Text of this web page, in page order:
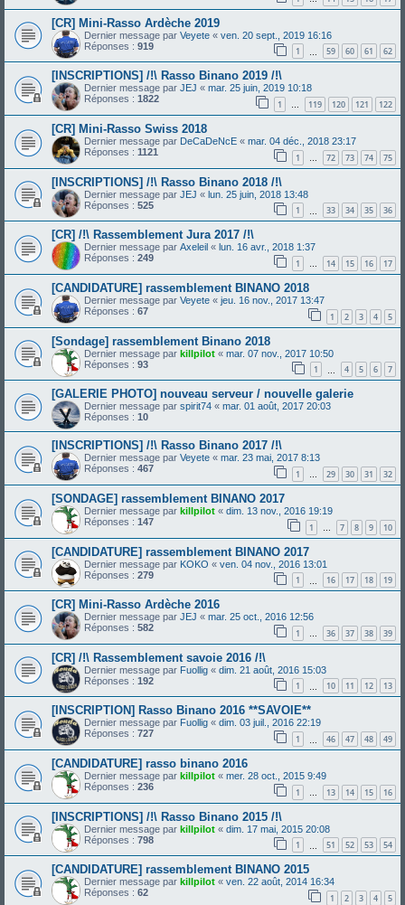
[CR] Mini-Rasso Ardèche 2019
Dernier message par Veyete « ven. 20 sept., 2019 16:16
Réponses : 919 1 59 60 61 62
[INSCRIPTIONS] /!\ Rasso Binano 2019 /!\
Dernier message par JEJ « mar. 25 juin, 2019 10:18
Réponses : 1822 1 … 119 120 121 122
[CR] Mini-Rasso Swiss 2018
Dernier message par DeCaDeNcE « mar. 04 déc., 2018 23:17
Réponses : 1121 1 … 72 73 74 75
[INSCRIPTIONS] /!\ Rasso Binano 2018 /!\
Dernier message par JEJ « lun. 25 juin, 2018 13:48
Réponses : 525 1 33 34 35 36
[CR] /!\ Rassemblement Jura 2017 /!\
Dernier message par Axeleil « lun. 16 avr., 2018 1:37
Réponses : 249 1 … 14 15 16 17
[CANDIDATURE] rassemblement BINANO 2018
Dernier message par Veyete « jeu. 16 nov., 2017 13:47
Réponses : 67 1 2 3 4 5
[Sondage] rassemblement Binano 2018
Dernier message par killpilot « mar. 07 nov., 2017 10:50
Réponses : 93 1 4 5 6 7
[GALERIE PHOTO] nouveau serveur / nouvelle galerie
Dernier message par spirit74 « mar. 01 août, 2017 20:03
Réponses : 10
[INSCRIPTIONS] /!\ Rasso Binano 2017 /!\
Dernier message par Veyete « mar. 23 mai, 2017 8:13
Réponses : 467 1 … 29 30 31 32
[SONDAGE] rassemblement BINANO 2017
Dernier message par killpilot « dim. 13 nov., 2016 19:19
Réponses : 147 1 7 8 9 10
[CANDIDATURE] rassemblement BINANO 2017
Dernier message par KOKO « ven. 04 nov., 2016 13:01
Réponses : 279 1 16 17 18 19
[CR] Mini-Rasso Ardèche 2016
Dernier message par JEJ « mar. 25 oct., 2016 12:56
Réponses : 582 1 … 36 37 38 39
[CR] /!\ Rassemblement savoie 2016 /!\
Dernier message par Fuollig « dim. 21 août, 2016 15:03
Réponses : 192 1 10 11 12 13
[INSCRIPTION] Rasso Binano 2016 **SAVOIE**
Dernier message par Fuollig « dim. 03 juil., 2016 22:19
Réponses : 727 1 46 47 48 49
[CANDIDATURE] rasso binano 2016
Dernier message par killpilot « mer. 28 oct., 2015 9:49
Réponses : 236 1 … 13 14 15 16
[INSCRIPTIONS] /!\ Rasso Binano 2015 /!\
Dernier message par killpilot « dim. 17 mai, 2015 20:08
Réponses : 798 1 51 52 53 54
[CANDIDATURE] rassemblement BINANO 2015
Dernier message par killpilot « ven. 22 août, 2014 16:34
Réponses : 62 1 2 3 4 5